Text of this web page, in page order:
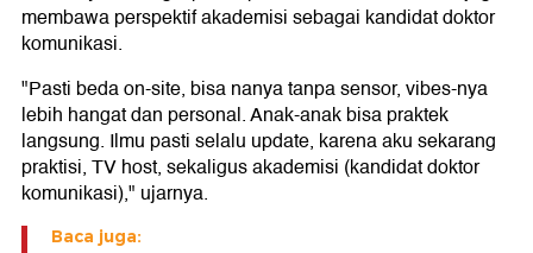
membawa perspektif akademisi sebagai kandidat doktor
komunikasi.
"Pasti beda on-site, bisa nanya tanpa sensor, vibes-nya
lebih hangat dan personal. Anak-anak bisa praktek
langsung. Ilmu pasti selalu update, karena aku sekarang
praktisi, TV host, sekaligus akademisi (kandidat doktor
komunikasi)," ujarnya.
Baca juga: